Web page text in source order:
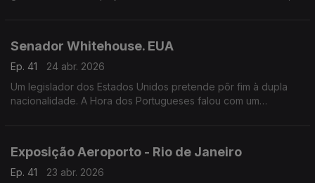
Senador Whitehouse. EUA
Ep. 41
24 abr. 2026
Um legislador dos Estados Unidos pretende pôr fim à dupla
nacionalidade. A Hora dos Portugueses falou com um
Exposição Aeroporto - Rio de Janeiro
Ep. 41
23 abr. 2026